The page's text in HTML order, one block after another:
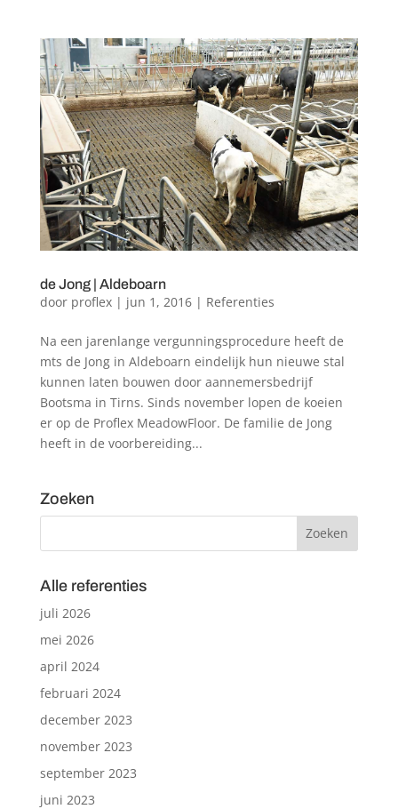
de Jong | Aldeboarn
door proflex| jun 1, 2016| Referenties
Na een jarenlange vergunningsprocedure heeft de
mts de Jong in Aldeboarn eindelijk hun nieuwe stal
kunnen laten bouwen door aannemersbedrijf
Bootsma in Tirns. Sinds november lopen de koeien
er op de Proflex MeadowFloor. De familie de Jong
heeft in de voorbereiding...
Zoeken
Alle referenties
juli 2026
mei 2026
april 2024
februari 2024
december 2023
november 2023
september 2023
juni 2023